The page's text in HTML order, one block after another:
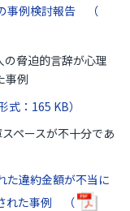
事例検討報告 （
脅迫的言辞が心理
事例
式：165 KB）
ースが不十分であ
た違約金額が不当に
れた事例 （